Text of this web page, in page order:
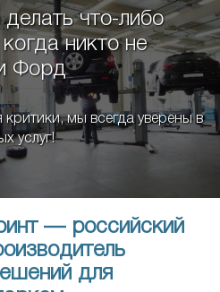
что-либо
никто не
Форд
мы всегда уверены в
услуг!
— российский
для